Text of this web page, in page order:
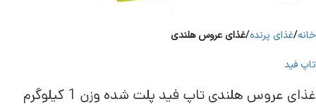
خانه غذای پرنده غذای عروس هلندی
تاپ فید
غذای عروس هلندی تاپ فید پلت شده وزن 1 کیلوگرم